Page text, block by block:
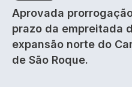
Aprovada
prazo da empreitada
expansão norte do
de São Roque.